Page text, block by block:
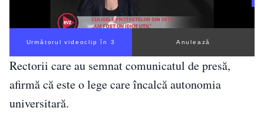
Următorul videoclip în 3 Anulează
Rectorii care au semnat comunicatul de presă,
afirmă că este o lege care încalcă autonomia
universitară.